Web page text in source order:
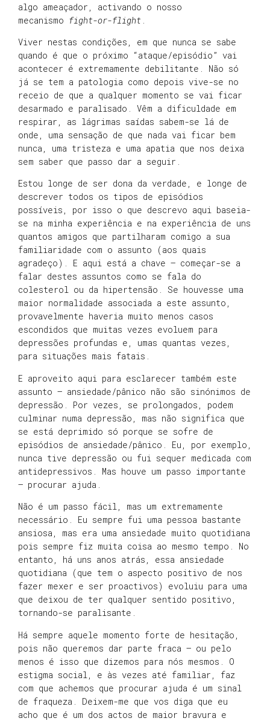
algo ameaçador, activando o nosso
mecanismo fight-or-flight
Viver nestas condições, em que nunca se sabe
quando é que o próximo “ataque/episódio” vai
acontecer é extremamente debilitante. Não só
já se tem a patologia como depois vive-se no
receio de que a qualquer momento se vai ficar
desarmado e paralisado. Vêm a dificuldade em
respirar, as lágrimas saídas sabem-se lá de
onde, uma sensação de que nada vai ficar bem
nunca, uma tristeza e uma apatia que nos deixa
sem saber que passo dar a seguir.
Estou longe de ser dona da verdade, e longe de
descrever todos os tipos de episódios
possíveis, por isso o que descrevo aqui baseia-
se na minha experiência e na experiência de uns
quantos amigos que partilharam comigo a sua
familiaridade com o assunto (aos quais
agradeço). E aqui está a chave – começar-se a
falar destes assuntos como se fala do
colesterol ou da hipertensão. Se houvesse uma
maior normalidade associada a este assunto,
provavelmente haveria muito menos casos
escondidos que muitas vezes evoluem para
depressões profundas e, umas quantas vezes,
para situações mais fatais.
E aproveito aqui para esclarecer também este
assunto – ansiedade/pânico não são sinónimos de
depressão. Por vezes, se prolongados, podem
culminar numa depressão, mas não significa que
se está deprimido só porque se sofre de
episódios de ansiedade/pânico. Eu, por exemplo,
nunca tive depressão ou fui sequer medicada com
antidepressivos. Mas houve um passo importante
– procurar ajuda.
Não é um passo fácil, mas um extremamente
necessário. Eu sempre fui uma pessoa bastante
ansiosa, mas era uma ansiedade muito quotidiana
pois sempre fiz muita coisa ao mesmo tempo. No
entanto, há uns anos atrás, essa ansiedade
quotidiana (que tem o aspecto positivo de nos
fazer mexer e ser proactivos) evoluiu para uma
que deixou de ter qualquer sentido positivo,
tornando-se paralisante.
Há sempre aquele momento forte de hesitação,
pois não queremos dar parte fraca – ou pelo
menos é isso que dizemos para nós mesmos. O
estigma social, e às vezes até familiar, faz
com que achemos que procurar ajuda é um sinal
de fraqueza. Deixem-me que vos diga que eu
acho que é um dos actos de maior bravura e